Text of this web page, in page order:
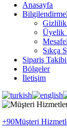
Anasayfa
Gizlilik
Üyelik
Sıkça
Sipariş Takibi
Bölgeler
İletişim
+90Müşteri